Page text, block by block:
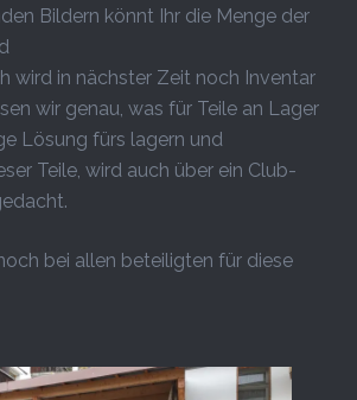
Bildern könnt Ihr die Menge der
wird in nächster Zeit noch Inventar
wir genau, was für Teile an Lager
Lösung fürs lagern und
Teile, wird auch über ein Club-
bei allen beteiligten für diese